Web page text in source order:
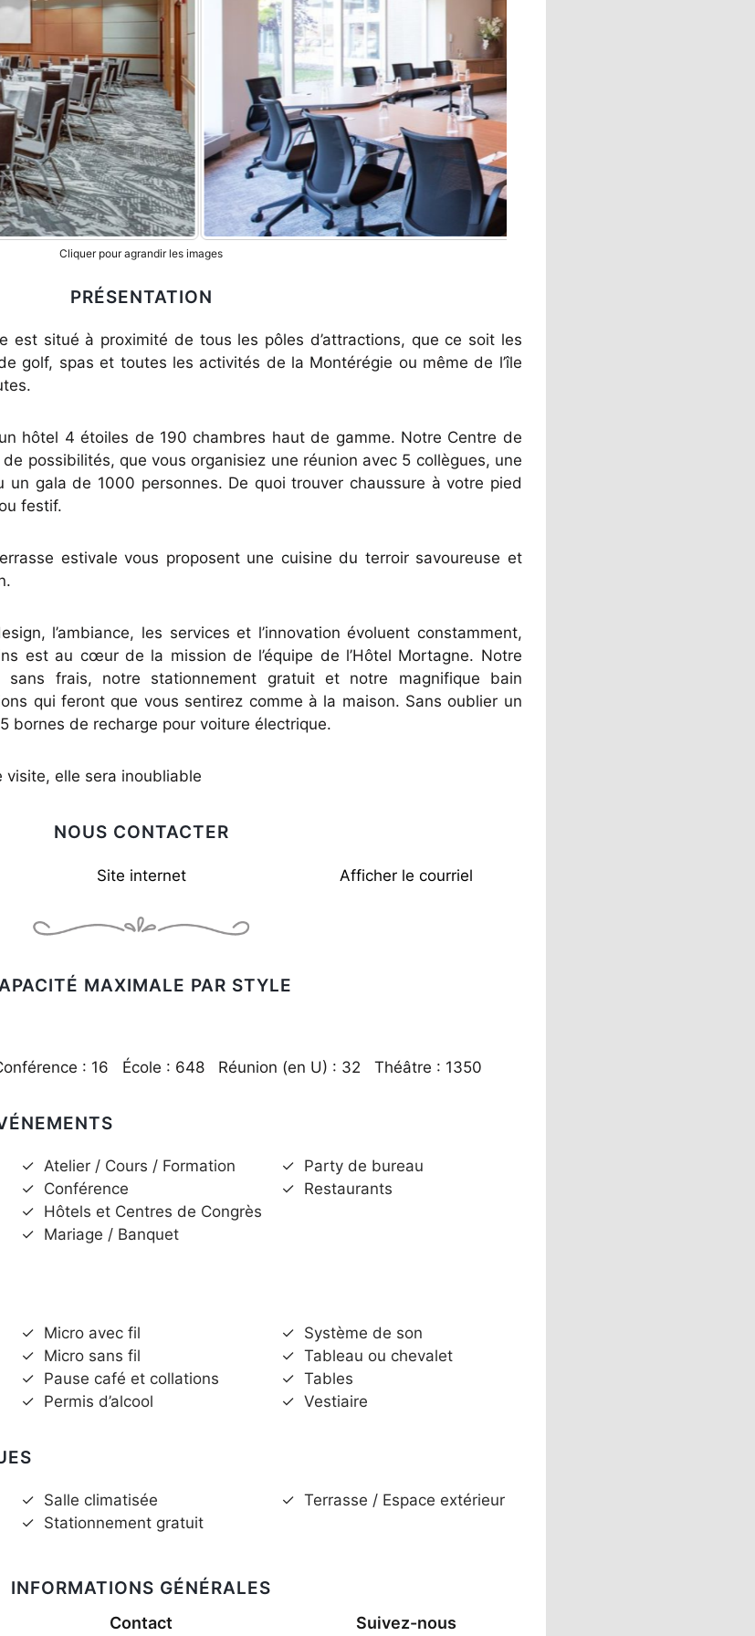
Cliquer pour agrandir les images
PRÉSENTATION
est situé à proximité de tous les pôles d’attractions, que ce soit les
golf, spas et toutes les activités de la Montérégie ou même de l’île
hôtel 4 étoiles de 190 chambres haut de gamme. Notre Centre de
possibilités, que vous organisiez une réunion avec 5 collègues, une
un gala de 1000 personnes. De quoi trouver chaussure à votre pied
festif.
estivale vous proposent une cuisine du terroir savoureuse et
l’ambiance, les services et l’innovation évoluent constamment,
est au cœur de la mission de l’équipe de l’Hôtel Mortagne. Notre
frais, notre stationnement gratuit et notre magnifique bain
qui feront que vous sentirez comme à la maison. Sans oublier un
bornes de recharge pour voiture électrique.
visite, elle sera inoubliable
NOUS CONTACTER
Site internet Afficher le courriel
MAXIMALE PAR STYLE
: 16 École : 648 Réunion (en U) : 32 Théâtre : 1350
✓ Atelier / Cours / Formation
✓ Conférence
✓ Hôtels et Centres de Congrès
✓ Mariage / Banquet
✓ Party de bureau
✓ Restaurants
✓ Micro avec fil
✓ Micro sans fil
✓ Pause café et collations
✓ Permis d’alcool
✓ Système de son
✓ Tableau ou chevalet
✓ Tables
✓ Vestiaire
✓ Salle climatisée
✓ Stationnement gratuit
✓ Terrasse / Espace extérieur
INFORMATIONS GÉNÉRALES
Contact Suivez-nous